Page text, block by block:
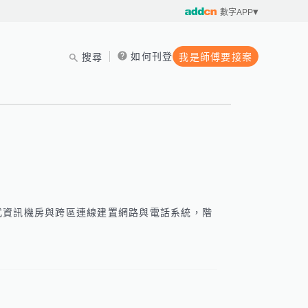
數字APP
搜尋 如何刊登 我是師傅要接案
訊機房與跨區連線建置網路與電話系統，階